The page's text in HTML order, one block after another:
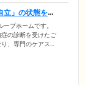
」の状態を目
プホームです。
の診断を受けたご
、専門のケアスタ
ハビリを実施。
大事にしてい